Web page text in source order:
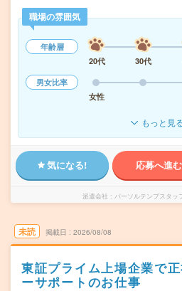
職場の雰囲気
年齢層
20代
30代
男女比率
女性
もっと見
気になる! 応募へ進む
派遣会社 パーソルテンプスタ
未読 掲載日 2026/08/08
東証プライム上場企業で
ーサポートのお仕事